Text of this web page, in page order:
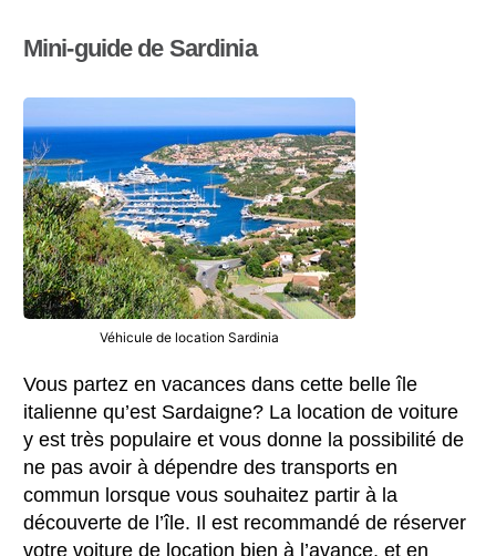
Mini-guide de Sardinia
Véhicule de location Sardinia
Vous partez en vacances dans cette belle île
italienne qu’est Sardaigne? La location de voiture
y est très populaire et vous donne la possibilité de
ne pas avoir à dépendre des transports en
commun lorsque vous souhaitez partir à la
découverte de l’île. Il est recommandé de réserver
votre voiture de location bien à l’avance, et en